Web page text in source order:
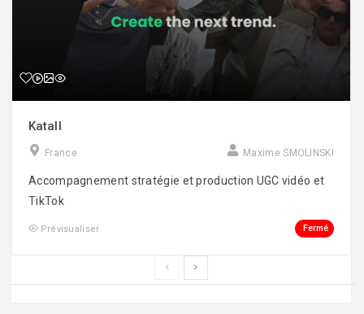
Katall
France Maxime SMOLINSKI
Accompagnement stratégie et production UGC vidéo et
TikTok
Prévisualiser Fermé